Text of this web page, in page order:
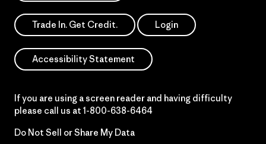
Trade In. Get Credit. Login
Accessibility Statement
If you are using a screen reader and having difficulty
please call us at 1-800-638-6464
Do Not Sell or Share My Data